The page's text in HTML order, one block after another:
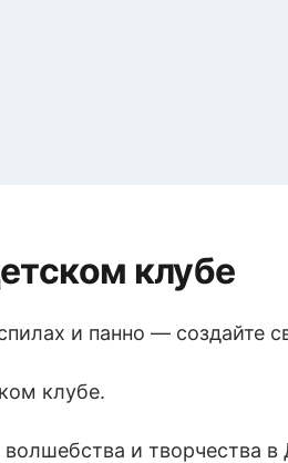
клубе
и панно — создайте
клубе.
и творчества